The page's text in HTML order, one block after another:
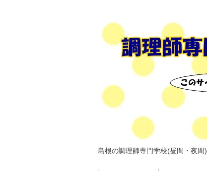
島根の調理師専門学校(昼間・夜間)